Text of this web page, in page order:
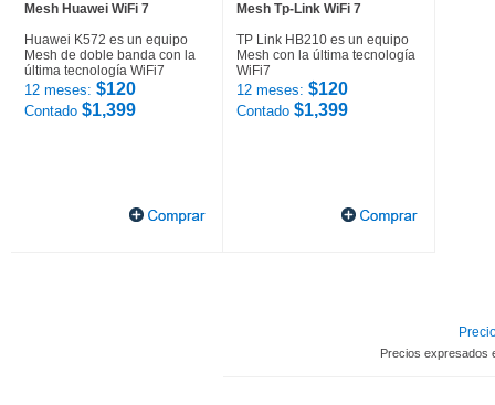
Mesh Huawei WiFi 7
Huawei K572 es un equipo
Mesh de doble banda con la
última tecnología WiFi7
12 meses: $120
Contado $1,399
Mesh Tp-Link WiFi 7
TP Link HB210 es un equipo
Mesh con la última tecnología
WiFi7
12 meses: $120
Contado $1,399
Precios expresados